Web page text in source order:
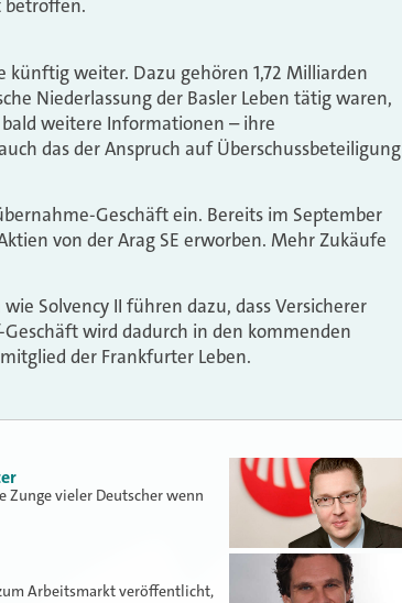
betroffen.
künftig weiter. Dazu gehören 1,72 Milliarden
Niederlassung der Basler Leben tätig waren,
weitere Informationen – ihre
das der Anspruch auf Überschussbeteiligung
Geschäft ein. Bereits im September
von der Arag SE erworben. Mehr Zukäufe
Solvency II führen dazu, dass Versicherer
wird dadurch in den kommenden
der Frankfurter Leben.
Zunge vieler Deutscher wenn
Arbeitsmarkt veröffentlicht,